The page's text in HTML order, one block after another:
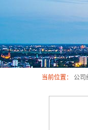
当前位置： 公司